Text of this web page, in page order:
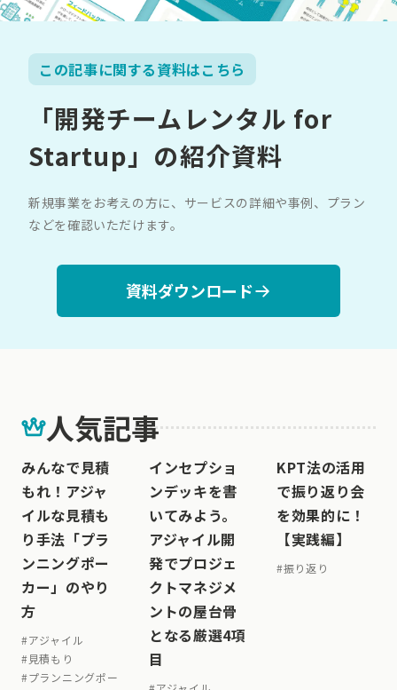
この記事に関する資料はこちら
「開発チームレンタル for
Startup」の紹介資料
新規事業をお考えの方に、サービスの詳細や事例、プラン
などを確認いただけます。
資料ダウンロード
人気記事
みんなで見積
もれ！アジャ
イルな見積も
り手法「プラ
ンニングポー
カー」のやり
方
#アジャイル
#見積もり
#プランニングポー
インセプショ
ンデッキを書
いてみよう。
アジャイル開
発でプロジェ
クトマネジメ
ントの屋台骨
となる厳選4項
目
KPT法の活用
で振り返り会
を効果的に！
【実践編】
#振り返り